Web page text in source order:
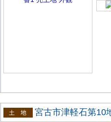
宮古市津軽石第10